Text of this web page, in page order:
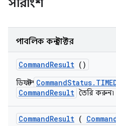
সারাংশ
পাবলিক কনস্ট্রাক্টর
CommandResult ()
ডিফল্ট
CommandResult তৈরি করুন৷
CommandResult (